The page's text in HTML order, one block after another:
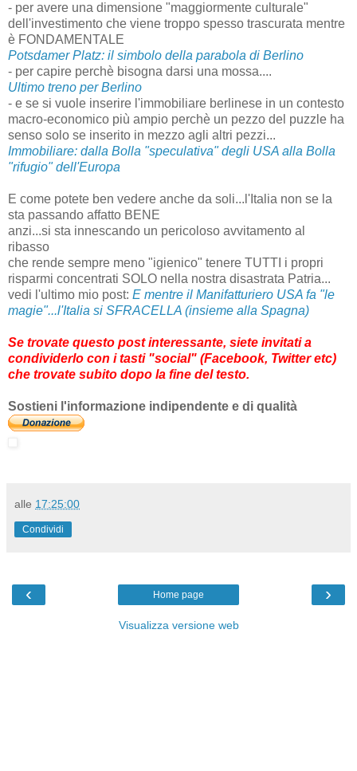
- per avere una dimensione "maggiormente culturale"
dell'investimento che viene troppo spesso trascurata mentre
è FONDAMENTALE
Potsdamer Platz: il simbolo della parabola di Berlino
- per capire perchè bisogna darsi una mossa....
Ultimo treno per Berlino
- e se si vuole inserire l'immobiliare berlinese in un contesto
macro-economico più ampio perchè un pezzo del puzzle ha
senso solo se inserito in mezzo agli altri pezzi...
Immobiliare: dalla Bolla "speculativa" degli USA alla Bolla
"rifugio" dell'Europa
E come potete ben vedere anche da soli...l'Italia non se la
sta passando affatto BENE
anzi...si sta innescando un pericoloso avvitamento al
ribasso
che rende sempre meno "igienico" tenere TUTTI i propri
risparmi concentrati SOLO nella nostra disastrata Patria...
vedi l'ultimo mio post: E mentre il Manifatturiero USA fa "le
magie"...l'Italia si SFRACELLA (insieme alla Spagna)
Se trovate questo post interessante, siete invitati a
condividerlo con i tasti "social" (Facebook, Twitter etc)
che trovate subito dopo la fine del testo.
Sostieni l'informazione indipendente e di qualità
alle 17:25:00
Condividi
‹ ›
Home page
Visualizza versione web